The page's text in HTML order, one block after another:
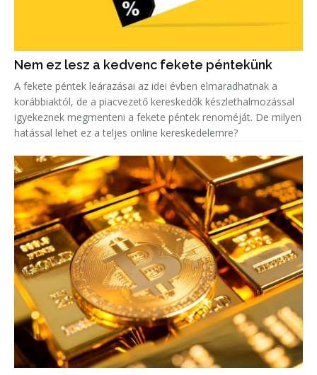
Nem ez lesz a kedvenc fekete péntekünk
A fekete péntek leárazásai az idei évben elmaradhatnak a
korábbiaktól, de a piacvezető kereskedők készlethalmozással
igyekeznek megmenteni a fekete péntek renoméját. De milyen
hatással lehet ez a teljes online kereskedelemre?